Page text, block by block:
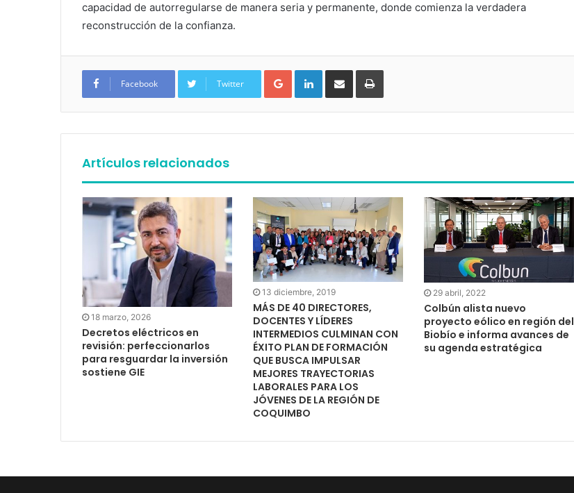
capacidad de autorregularse de manera seria y permanente, donde comienza la verdadera
reconstrucción de la confianza.
Facebook Twitter
Google+ LinkedIn
Artículos relacionados
18 marzo, 2026
Decretos eléctricos en
revisión: perfeccionarlos
para resguardar la inversión
sostiene GIE
13 diciembre, 2019
MÁS DE 40 DIRECTORES,
DOCENTES Y LÍDERES
INTERMEDIOS CULMINAN CON
ÉXITO PLAN DE FORMACIÓN
QUE BUSCA IMPULSAR
MEJORES TRAYECTORIAS
LABORALES PARA LOS
JÓVENES DE LA REGIÓN DE
COQUIMBO
29 abril, 2022
Colbún alista nuevo
proyecto eólico en región del
Biobío e informa avances de
su agenda estratégica